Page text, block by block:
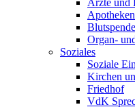
Ärzte und
Apotheken
Organ-
Soziales
Soziale
Kirchen
Friedhof
VdK